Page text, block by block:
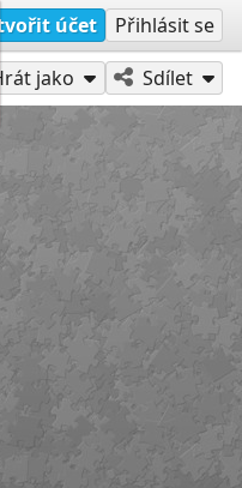
účet Přihlásit se
Hrát jako Sdílet